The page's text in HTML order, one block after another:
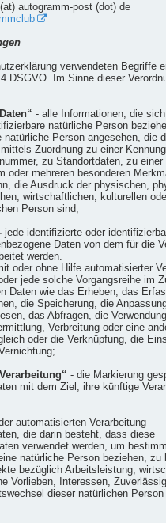
autogramm-post (dot) de
verwendeten Begriffe
DSGVO. Im Sinne dieser
- alle Informationen, die
natürliche Person
natürliche Person angesehen, die
Zuordnung zu einer
zu Standortdaten, zu einer
oder mehreren besonderen
die Ausdruck der physischen,
wirtschaftlichen, kulturellen
Person sind;
jede identifizierte oder
Daten von dem für die
werden.
oder ohne Hilfe automatisierter
jede solche Vorgangsreihe im
Daten wie das Erheben, das
die Speicherung, die
das Abfragen, die
Verbreitung oder eine
oder die Verknüpfung, die
- die Markierung
mit dem Ziel, ihre künftige
automatisierten Verarbeitung
die darin besteht, dass diese
verwendet werden, um
natürliche Person beziehen, zu
bezüglich Arbeitsleistung,
Vorlieben, Interessen,
dieser natürlichen